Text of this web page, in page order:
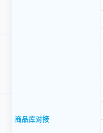
商品库对接